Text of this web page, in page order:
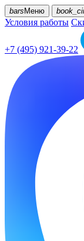
bars Меню
Условия работы
+7 (495) 921-39-22